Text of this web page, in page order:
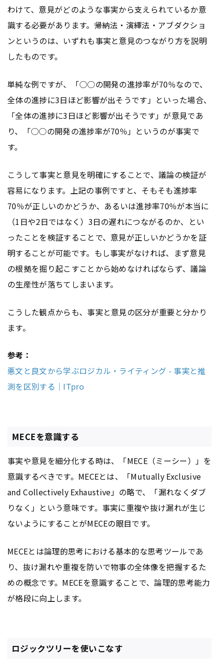
わけて、意見がどのような事実から支えられているか意
識する必要があります。帰納法・演繹法・アブダクショ
ンというのは、いずれも事実と意見のつながり方を説明
したものです。
単純な例ですが、「○○の開発の進捗率が70％なので、
全体の進捗に3日ほど影響が出そうです」といった場合、
「全体の進捗に3日ほど影響が出そうです」が意見であ
り、「○○の開発の進捗率が70％」というのが事実で
す。
こうして事実と意見を明確にすることで、議論の検証が
容易になります。上記の事例ですと、そもそも進捗率
70％が正しいのかどうか、あるいは進捗率70％が本当に
（1日や2日ではなく）3日の遅れにつながるのか、とい
ったことを検証することで、意見が正しいかどうかを証
明することが可能です。もし事実がなければ、まず意見
の根拠を掘り起こすことから始めなければならず、議論
の生産性が落ちてしまいます。
こうした観点からも、事実と意見の区分が重要と分かり
ます。
参考：
悪文と良文から学ぶロジカル・ライティング - 事実と推
測を区別する｜ITpro
MECEを意識する
事実や意見を細分化する時は、「MECE（ミーシー）」を
意識するべきです。MECEとは、「Mutually Exclusive
and Collectively Exhaustive」の略で、「漏れなくダブ
りなく」という意味です。事実に重複や抜け漏れが生じ
ないようにすることがMECEの眼目です。
MECEとは論理的思考における基本的な思考ツールであ
り、抜け漏れや重複を防いで物事の全体像を把握するた
めの概念です。MECEを意識することで、論理的思考能力
が格段に向上します。
ロジックツリーを使いこなす